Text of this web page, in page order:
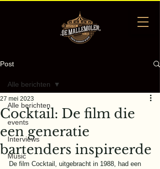
Post
Alle berichten
events
Interviews
Music
Alle berichten
Cocktail: De film die
een generatie
bartenders inspireerde
27 mei 2023
De film Cocktail, uitgebracht in 1988, had een